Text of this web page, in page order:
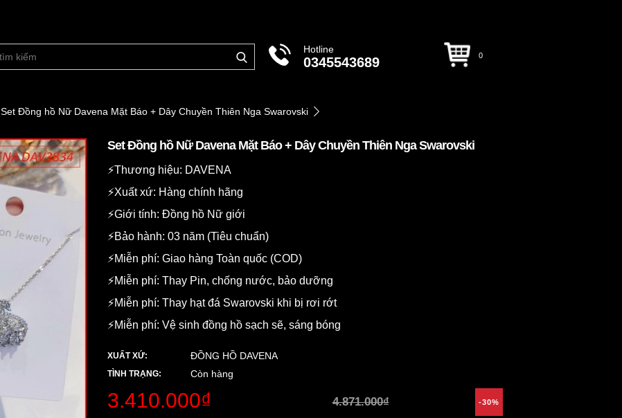
Hotline
0345543689 0
Set Đồng hồ Nữ Davena Mặt Báo + Dây Chuyền Thiên Nga Swarovski
Set Đồng hồ Nữ Davena Mặt Báo + Dây Chuyền Thiên Nga Swarovski
⚡️Thương hiệu: DAVENA
⚡️Xuất xứ: Hàng chính hãng
⚡️Giới tính: Đồng hồ Nữ giới
⚡️Bảo hành: 03 năm (Tiêu chuẩn)
⚡️Miễn phí: Giao hàng Toàn quốc (COD)
⚡️Miễn phí: Thay Pin, chống nước, bảo dưỡng
⚡️Miễn phí: Thay hạt đá Swarovski khi bị rơi rớt
⚡️Miễn phí: Vệ sinh đồng hồ sạch sẽ, sáng bóng
XUẤT XỨ: ĐỒNG HỒ DAVENA
TÌNH TRẠNG: Còn hàng
3.410.000₫ 4.871.000₫ -30%